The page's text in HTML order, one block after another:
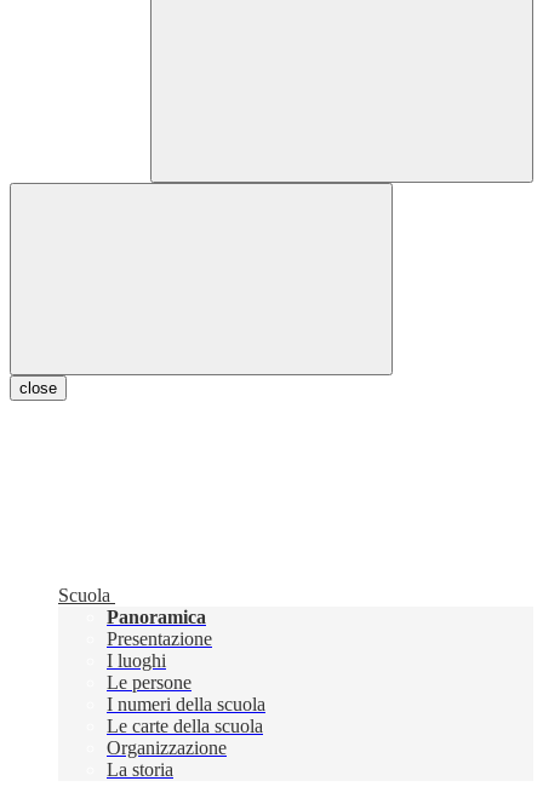
close
Scuola
Panoramica
Presentazione
I luoghi
Le persone
I numeri della scuola
Le carte della scuola
Organizzazione
La storia